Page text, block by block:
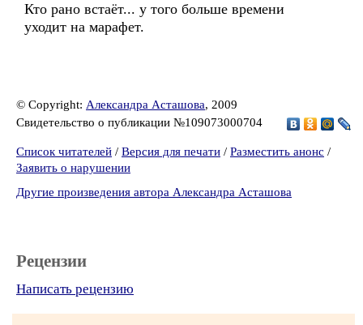
Кто рано встаёт... у того больше времени
уходит на марафет.
© Copyright: Александра Асташова, 2009
Свидетельство о публикации №109073000704
Список читателей / Версия для печати / Разместить анонс /
Заявить о нарушении
Другие произведения автора Александра Асташова
Рецензии
Написать рецензию